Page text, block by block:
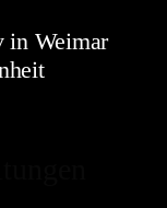
in Weimar